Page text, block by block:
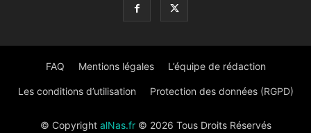
FAQ Mentions légales L’équipe de rédaction
Les conditions d’utilisation Protection des données (RGPD)
© Copyright alNas.fr© 2026 Tous Droits Réservés